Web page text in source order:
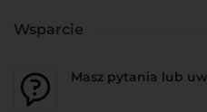
Wsparcie
Masz pytania lub